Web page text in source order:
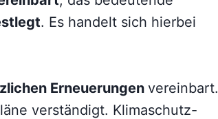
. Es handelt sich hierbei
Erneuerungen vereinbart.
verständigt. Klimaschutz-